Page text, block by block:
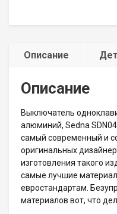
Описание
Описание
Выключатель
алюминий, Sedna
самый современный и
оригинальных
изготовления такого
самые лучшие
евростандартам.
материалов вот, что